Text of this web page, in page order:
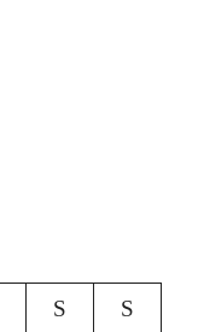
S S